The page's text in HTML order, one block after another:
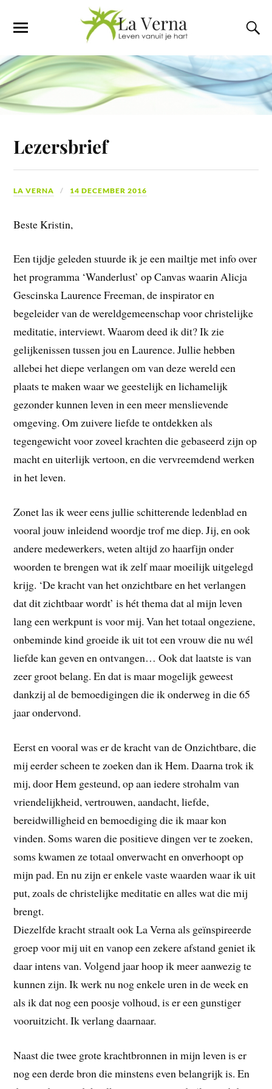
Lezersbrief
LA VERNA 14 DECEMBER 2016
Beste Kristin,
Een tijdje geleden stuurde ik je een mailtje met info over
het programma ‘Wanderlust’ op Canvas waarin Alicja
Gescinska Laurence Freeman, de inspirator en
begeleider van de wereldgemeenschap voor christelijke
meditatie, interviewt. Waarom deed ik dit? Ik zie
gelijkenissen tussen jou en Laurence.Jullie hebben
allebei het diepe verlangen om van deze wereld een
plaats te maken waar we geestelijk en lichamelijk
gezonder kunnen leven in een meer menslievende
omgeving. Om zuivere liefde te ontdekken als
tegengewicht voor zoveel krachten die gebaseerd zijn op
macht en uiterlijk vertoon, en die vervreemdend werken
in het leven.
Zonet las ik weer eens jullie schitterende ledenblad en
vooral jouw inleidend woordje trof me diep. Jij, en ook
andere medewerkers, weten altijd zo haarfijn onder
woorden te brengen wat ik zelf maar moeilijk uitgelegd
krijg. ‘De kracht van het onzichtbare en het verlangen
dat dit zichtbaar wordt’ is hét thema dat al mijn leven
lang een werkpunt is voor mij. Van het totaal ongeziene,
onbeminde kind groeide ik uit tot een vrouw die nu wél
liefde kan geven en ontvangen… Ook dat laatste is van
zeer groot belang. En dat is maar mogelijk geweest
dankzij al de bemoedigingen die ik onderweg in die 65
jaar ondervond.
Eerst en vooral was er de kracht van de Onzichtbare, die
mij eerder scheen te zoeken dan ik Hem. Daarna trok ik
mij, door Hem gesteund, op aan iedere strohalm van
vriendelijkheid, vertrouwen, aandacht, liefde,
bereidwilligheid en bemoediging die ik maar kon
vinden. Soms waren die positieve dingen ver te zoeken,
soms kwamen ze totaal onverwacht en onverhoopt op
mijn pad. En nu zijn er enkele vaste waarden waar ik uit
put, zoals de christelijke meditatie en alles wat die mij
brengt.
Diezelfde kracht straalt ook La Verna als geïnspireerde
groep voor mij uit en vanop een zekere afstand geniet ik
daar intens van. Volgend jaar hoop ik meer aanwezig te
kunnen zijn. Ik werk nu nog enkele uren in de week en
als ik dat nog een poosje volhoud, is er een gunstiger
vooruitzicht. Ik verlang daarnaar.
Naast die twee grote krachtbronnen in mijn leven is er
nog een derde bron die minstens even belangrijk is. En